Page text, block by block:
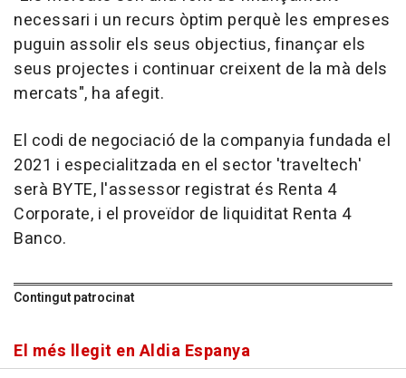
necessari i un recurs òptim perquè les empreses
puguin assolir els seus objectius, finançar els
seus projectes i continuar creixent de la mà dels
mercats", ha afegit.
El codi de negociació de la companyia fundada el
2021 i especialitzada en el sector 'traveltech'
serà BYTE, l'assessor registrat és Renta 4
Corporate, i el proveïdor de liquiditat Renta 4
Banco.
Contingut patrocinat
El més llegit en Aldia Espanya